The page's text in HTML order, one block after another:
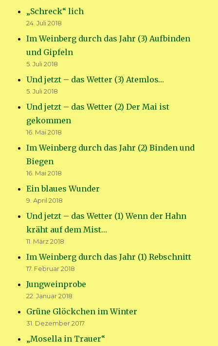
„Schreck“ lich
24. Juli 2018
Im Weinberg durch das Jahr (3) Aufbinden
und Gipfeln
5. Juli 2018
Und jetzt – das Wetter (3) Atemlos…
5. Juli 2018
Und jetzt – das Wetter (2) Der Mai ist
gekommen
16. Mai 2018
Im Weinberg durch das Jahr (2) Binden und
Biegen
16. Mai 2018
Ein blaues Wunder
9. April 2018
Und jetzt – das Wetter (1) Wenn der Hahn
kräht auf dem Mist…
11. März 2018
Im Weinberg durch das Jahr (1) Rebschnitt
17. Februar 2018
Jungweinprobe
22. Januar 2018
Grüne Glöckchen im Winter
31. Dezember 2017
„Mosella in Trauer“